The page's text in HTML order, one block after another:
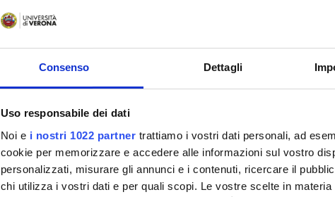
Consenso Dettagli
Uso responsabile dei dati
Noi e i nostri 1022 partner trattiamo i vostri dati personali, ad
cookie per memorizzare e accedere alle informazioni sul vostro
personalizzati, misurare gli annunci e i contenuti, ricercare il
chi utilizza i vostri dati e per quali scopi. Le vostre scelte in
4.4.1. Il Direttore Amministrativo e Finanziario e la
5.1. Il “3-lines of defence model” nel contenimento dei
5.2 I presidi posti a tutela della liceità e della correttezza
5.3. Il ruolo dei compliance programs nel contenimento dei
5.5. Le clausole di clawback
6. Analisi di casi aziendali
Libri di testo
Coloro che frequentano le lezioni dell’intero corso, sono